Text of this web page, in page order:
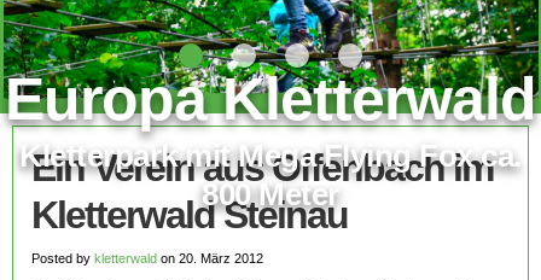
Europa Kletterwald
Kletterpark mit Mega Flying Fox ca.
800 Meter
Ein Verein aus Offenbach im
Kletterwald Steinau
Posted by kletterwald on 20. März 2012